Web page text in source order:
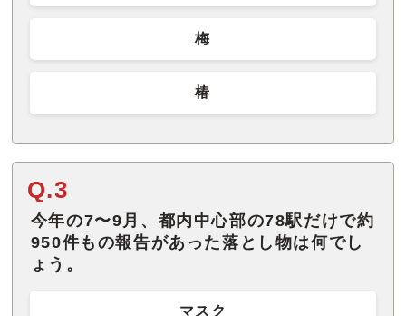
梅
椿
Q.3
今年の7〜9月、都内中心部の78駅だけで約
950件もの報告があった落とし物は何でし
ょう。
マスク